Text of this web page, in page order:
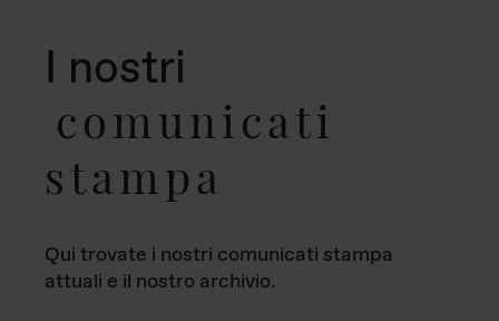
I nostri
comunicati
stampa
Qui trovate i nostri comunicati stampa
attuali e il nostro archivio.